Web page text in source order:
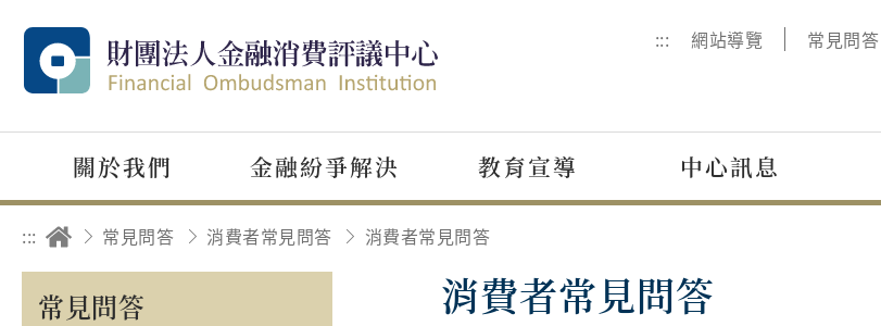
::: 網站導覽 常見問答
關於我們 金融紛爭解決 教育宣導 中心訊息
::: 常見問答 消費者常見問答 消費者常見問答
常見問答 消費者常見問答